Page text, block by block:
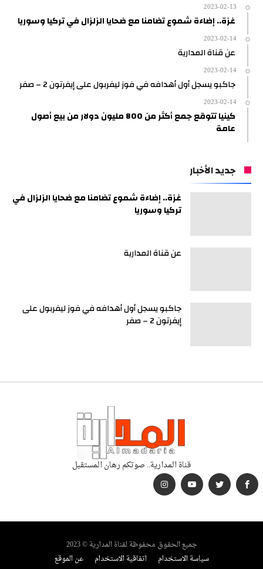
2023-02-13
غزة.. إضاءة شموع تضامنا مع ضحايا الزلزال في تركيا وسوريا
2023-02-14
عن قناة المدارية
2023-02-14
جاكبو يسجل أول أهدافه في فوز ليفربول على إيفرتون 2 – صفر
2023-02-14
كينيا تتوقع جمع أكثر من 800 مليون دولار من بيع أصول
عامة
جديد الأخبار
غزة.. إضاءة شموع تضامنا مع ضحايا الزلزال في
تركيا وسوريا
عن قناة المدارية
جاكبو يسجل أول أهدافه في فوز ليفربول على
إيفرتون 2 – صفر
قناة المدارية.. صوتكم رهان المستقبل
جميع الحقوق محفوظة لقناة المدارية © 2023
سياسة الاستخدام
اتفاقية الاستخدام عن الموقع